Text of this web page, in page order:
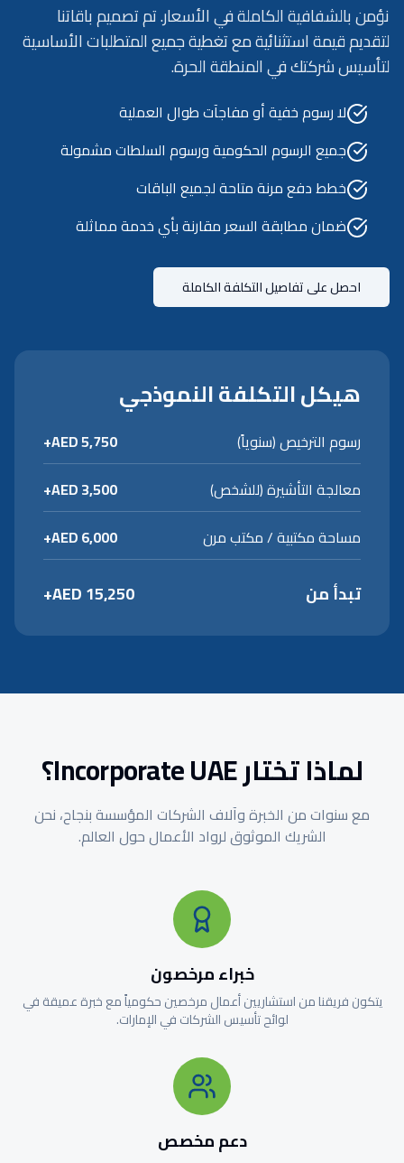
نؤمن بالشفافية الكاملة في الأسعار. تم تصميم باقاتنا
لتقديم قيمة استثنائية مع تغطية جميع المتطلبات الأساسية
لتأسيس شركتك في المنطقة الحرة.
لا رسوم خفية أو مفاجآت طوال العملية
جميع الرسوم الحكومية ورسوم السلطات مشمولة
خطط دفع مرنة متاحة لجميع الباقات
ضمان مطابقة السعر مقارنة بأي خدمة مماثلة
احصل على تفاصيل التكلفة الكاملة
هيكل التكلفة النموذجي
رسوم الترخيص (سنوياً)
AED 5,750+
معالجة التأشيرة (للشخص)
AED 3,500+
مساحة مكتبية / مكتب مرن
AED 6,000+
تبدأ من AED 15,250+
لماذا تختار Incorporate UAE؟
مع سنوات من الخبرة وآلاف الشركات المؤسسة بنجاح، نحن
الشريك الموثوق لرواد الأعمال حول العالم.
خبراء مرخصون
يتكون فريقنا من استشاريين أعمال مرخصين حكومياً مع خبرة عميقة في
لوائح تأسيس الشركات في الإمارات.
دعم مخصص